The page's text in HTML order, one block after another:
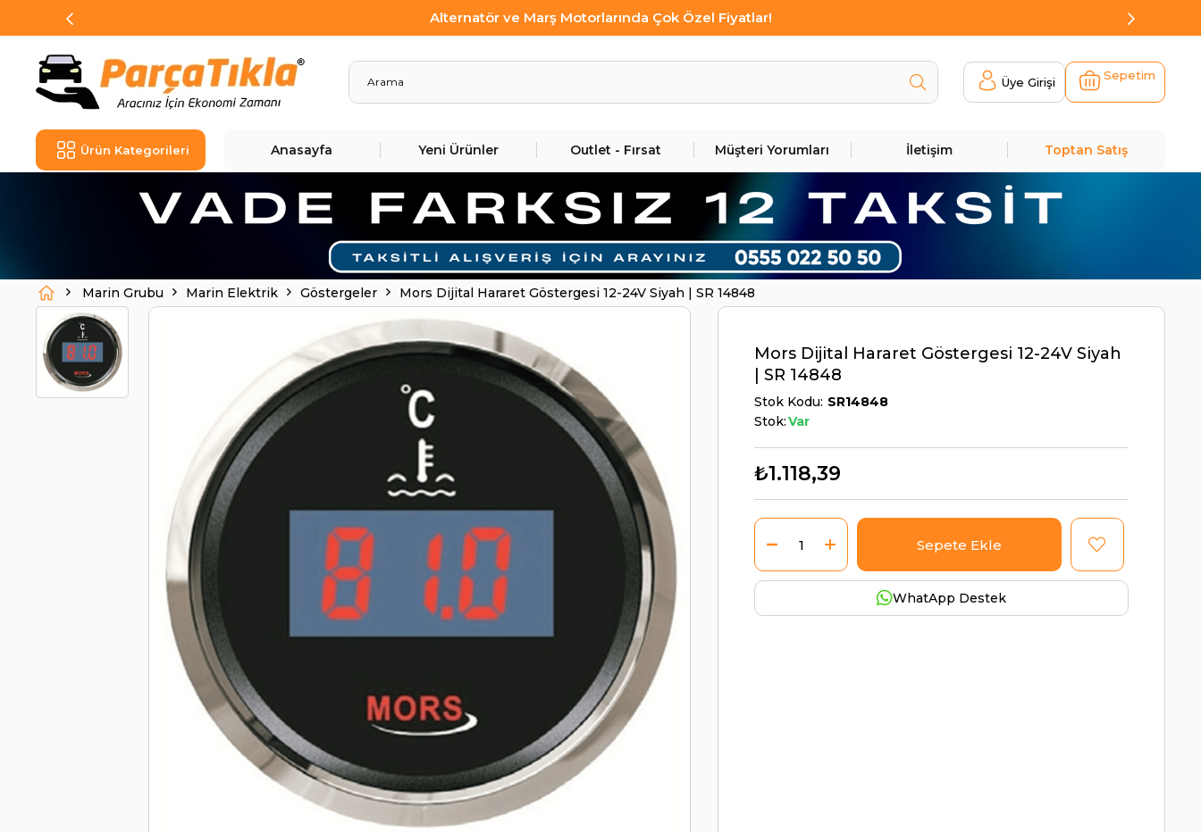
Alternatör ve Marş Motorlarında Çok Özel Fiyatlar!
Üye Girişi Sepetim
Ürün Kategorileri Anasayfa Yeni Ürünler Outlet - Fırsat Müşteri Yorumları İletişim Toptan Satış
Marin Grubu Marin Elektrik Göstergeler Mors Dijital Hararet Göstergesi 12-24V Siyah | SR 14848
Mors Dijital Hararet Göstergesi 12-24V Siyah
| SR 14848
Stok Kodu SR14848
Stok:Var
₺1.118,39
WhatApp Destek